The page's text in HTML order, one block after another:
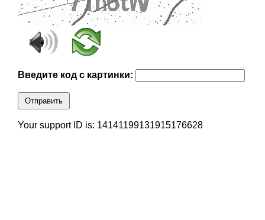
Введите код с картинки:
Отправить
Your support ID is: 14141199131915176628